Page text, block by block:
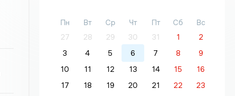
Пн Вт Ср Чт Пт Сб
Вс
27
28 29 30 31 1
2
3
4 5 6 7 8
9
10
11 12 13 14 15
16
17
18 19 20 21 22
23